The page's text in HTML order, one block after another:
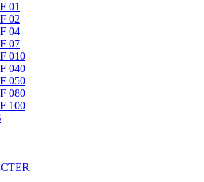
01
02
04
07
010
040
050
080
100